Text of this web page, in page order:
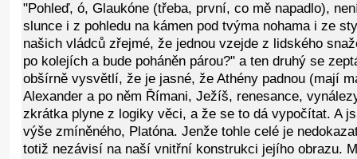
"Pohleď, ó, Glaukóne (třeba, první, co mě napadlo),
slunce i z pohledu na kámen pod tvýma nohama i ze
našich vládců zřejmé, že jednou vzejde z lidského
po kolejích a bude poháněn párou?" a ten druhý se
obšírně vysvětlí, že je jasné, že Athény padnou (mají
Alexander a po něm Římani, Ježíš, renesance,
zkrátka plyne z logiky věci, a že se to dá vypočítat. A
výše zmíněného, Platóna. Jenže tohle celé je
totiž nezávisí na naší vnitřní konstrukci jejího obrazu.